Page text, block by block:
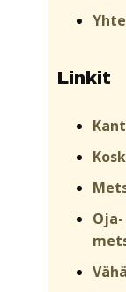
Linkit